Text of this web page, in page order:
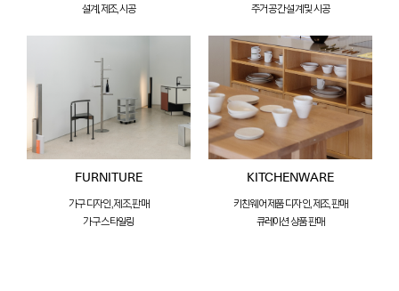
설계, 제조, 시공
주거 공간 설계 및 시공
FURNITURE
가구 디자인, 제조, 판매
가구 스타일링
KITCHENWARE
키친웨어 제품 디자인, 제조, 판매
큐레이션 상품 판매